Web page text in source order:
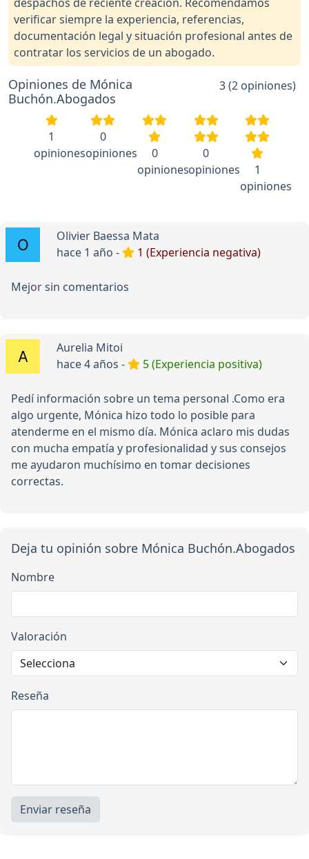
verificar siempre la experiencia, referencias,
documentación legal y situación profesional antes de
contratar los servicios de un abogado.
Opiniones de Mónica
Buchón.Abogados
3 (2 opiniones)
1
opiniones
0
opiniones
0
opiniones
0
opiniones
1
opiniones
Olivier Baessa Mata
hace 1 año -
1 (Experiencia negativa)
Mejor sin comentarios
Aurelia Mitoi
hace 4 años -
5 (Experiencia positiva)
Pedí información sobre un tema personal .Como era
algo urgente, Mónica hizo todo lo posible para
atenderme en el mismo día. Mónica aclaro mis dudas
con mucha empatía y profesionalidad y sus consejos
me ayudaron muchísimo en tomar decisiones
correctas.
Deja tu opinión sobre Mónica Buchón.Abogados
Nombre
Valoración
Reseña
Enviar reseña